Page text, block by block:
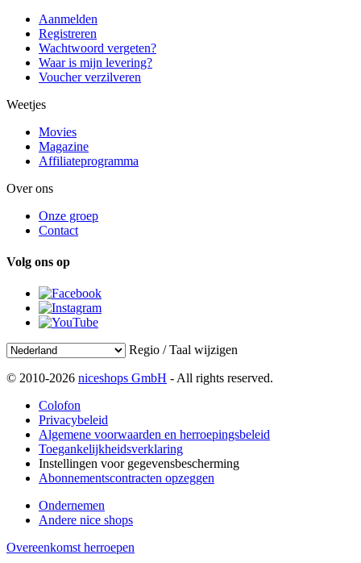
Aanmelden
Registreren
Wachtwoord vergeten?
Waar is mijn levering?
Voucher verzilveren
Weetjes
Movies
Magazine
Affiliateprogramma
Over ons
Onze groep
Contact
Volg ons op
Regio / Taal wijzigen
© 2010-2026 niceshops GmbH - All rights reserved.
Colofon
Privacybeleid
Algemene voorwaarden en herroepingsbeleid
Toegankelijkheidsverklaring
Instellingen voor gegevensbescherming
Abonnementscontracten opzeggen
Ondernemen
Andere nice shops
Overeenkomst herroepen